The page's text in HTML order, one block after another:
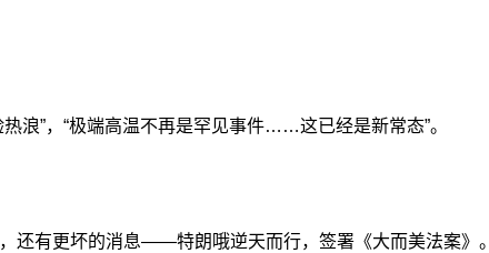
浪”，“极端高温不再是罕见事件……这已经是新常态”。
还有更坏的消息——特朗哦逆天而行，签署《大而美法案》。